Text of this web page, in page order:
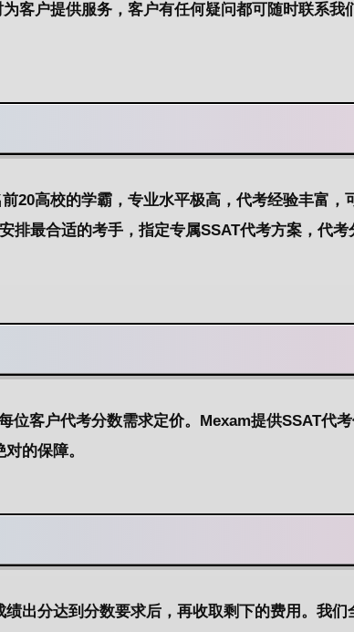
客户提供服务，客户有任何疑问都可随时联系我
20高校的学霸，专业水平极高，代考经验丰富，
排最合适的考手，指定专属SSAT代考方案，代考
位客户代考分数需求定价。Mexam提供SSAT代
的保障。
出分达到分数要求后，再收取剩下的费用。我们